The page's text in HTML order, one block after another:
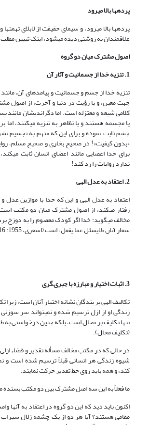
پرده‏ها بالا مى‏رود
پرده‏ها بالا مى‏رود، و سیماى حقیقت از لابلاى تهمت‏ها
علاقمندان به روشنى دیده مى‏شود، اینک تبیین
اصول مشترک میان دو گروه
1. تنزیه خدا از جسمانیت و آثار آن
تنزیه خدا از جسم و جسمانیت و پیامدهاى آن،
جهت معین، و یا رؤیت در دنیا و آخرت، از اصول
کلامى شیعه و معتزله است. اما دگراندیشان مانند
یا مجسمه هستند و یا تظاهر به تنزیه مى‏کنند، اما
چشم ثابت نموده و براى این که متهم به تجسیم
«بدون کیفیت»! در صحیح بخارى و صحیح مسلم،
براى خدا اعضایى مانند اعضاى انسان ثابت
ندارد روایات را رد کند!
2. اعتقاد به عدل الهى
اعتقاد به عدل الهى و این که خدا با موازین عدل
رفتار مى‏کند، از اصول مشترک میان دو مکتب
مخالف مى‏گوید: خدا اگر کودک معصوم را به دوزخ
شعار آنان «لایسئل عما یفعل» است (اشعری، 1955: 116).
3. اثبات اختیار و مبارزه با جبرى‏گرى
تکالیف الهى بر بندگان نشانه اختیار آنان است، زیرا
زندگى او از ازل ترسیم شده و نمى‏تواند سر
تنها تکلیف بر محال است، بلکه چنین درخواستى
(تکلیف محال).
در حالى که در مکتب مخالف مسأله تقدیر و قضاء
شیوه زندگى هر انسانى قبلاً ترسیم شده است و
کند، و همه باید روى خط تقدیر حرکت نمایند.
ما فعلاً به این سه اصل مشترک بین دو مکتب بسنده
اکنون باید دید که این دو گروه در اعتقاد به آنها
مقامى هستند؟ آیا هر دو از یک چشمه زلال سیراب